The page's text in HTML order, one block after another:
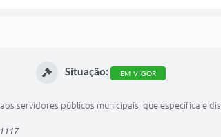
Situação: EM VIGOR
servidores públicos municipais, que específica e